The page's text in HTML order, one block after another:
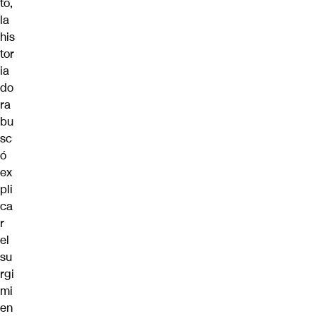
la
his
tor
ia
do
ra
bu
sc
ó
ex
pli
ca
r
el
su
rgi
mi
en